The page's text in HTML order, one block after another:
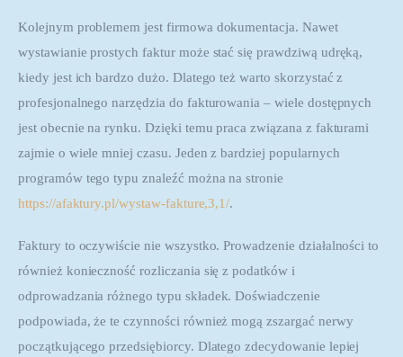
Kolejnym problemem jest firmowa dokumentacja. Nawet
wystawianie prostych faktur może stać się prawdziwą udręką,
kiedy jest ich bardzo dużo. Dlatego też warto skorzystać z
profesjonalnego narzędzia do fakturowania – wiele dostępnych
jest obecnie na rynku. Dzięki temu praca związana z fakturami
zajmie o wiele mniej czasu. Jeden z bardziej popularnych
programów tego typu znaleźć można na stronie
https://afaktury.pl/wystaw-fakture,3,1/.
Faktury to oczywiście nie wszystko. Prowadzenie działalności to
również konieczność rozliczania się z podatków i
odprowadzania różnego typu składek. Doświadczenie
podpowiada, że te czynności również mogą zszargać nerwy
początkującego przedsiębiorcy. Dlatego zdecydowanie lepiej